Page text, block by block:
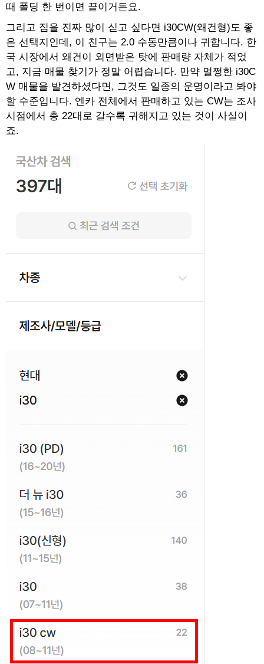
때 폴딩 한 번이면 끝이거든요.
그리고 짐을 진짜 많이 싣고 싶다면 i30CW(왜건형)도 좋
은 선택지인데, 이 친구는 2.0 수동만큼이나 귀합니다. 한
국 시장에서 왜건이 외면받은 탓에 판매량 자체가 적었
고, 지금 매물 찾기가 정말 어렵습니다. 만약 멀쩡한 i30C
W 매물을 발견하셨다면, 그것도 일종의 운명이라고 봐야
할 수준입니다. 엔카 전체에서 판매하고 있는 CW는 조사
시점에서 총 22대로 갈수록 귀해지고 있는 것이 사실이
죠.